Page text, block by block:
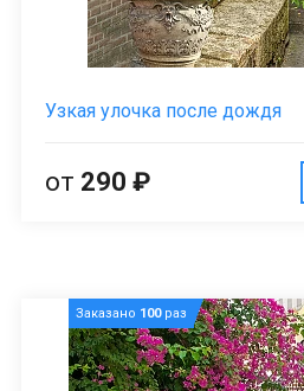
Узкая улочка после дождя
от 290 ₽
Заказано 100раз